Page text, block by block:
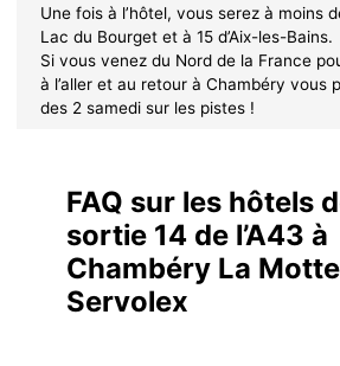
Une fois à l’hôtel, vous serez à moins
Lac du Bourget et à 15 d’Aix-les-Bains.
Si vous venez du Nord de la France
à l’aller et au retour à Chambéry vous
des 2 samedi sur les pistes !
FAQ sur les hôtels
sortie 14 de l’A43 à
Chambéry La
Servolex